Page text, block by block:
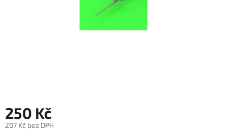
250 Kč
207 Kč bez DPH